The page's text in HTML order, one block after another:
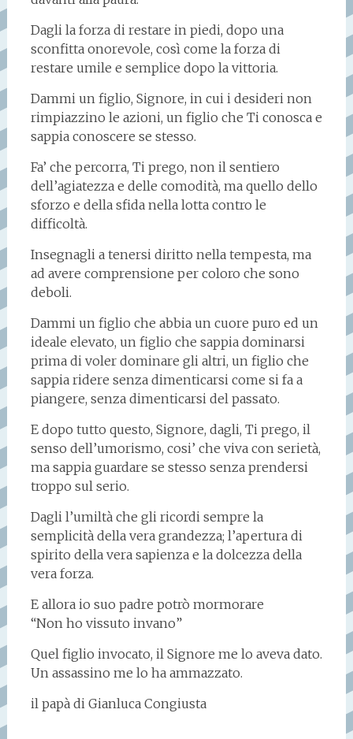
Dagli la forza di restare in piedi, dopo una
sconfitta onorevole, così come la forza di
restare umile e semplice dopo la vittoria.
Dammi un figlio, Signore, in cui i desideri non
rimpiazzino le azioni, un figlio che Ti conosca e
sappia conoscere se stesso.
Fa’ che percorra, Ti prego, non il sentiero
dell’agiatezza e delle comodità, ma quello dello
sforzo e della sfida nella lotta contro le
difficoltà.
Insegnagli a tenersi diritto nella tempesta, ma
ad avere comprensione per coloro che sono
deboli.
Dammi un figlio che abbia un cuore puro ed un
ideale elevato, un figlio che sappia dominarsi
prima di voler dominare gli altri, un figlio che
sappia ridere senza dimenticarsi come si fa a
piangere, senza dimenticarsi del passato.
E dopo tutto questo, Signore, dagli, Ti prego, il
senso dell’umorismo, cosi’ che viva con serietà,
ma sappia guardare se stesso senza prendersi
troppo sul serio.
Dagli l’umiltà che gli ricordi sempre la
semplicità della vera grandezza; l’apertura di
spirito della vera sapienza e la dolcezza della
vera forza.
E allora io suo padre potrò mormorare
“Non ho vissuto invano”
Quel figlio invocato, il Signore me lo aveva dato.
Un assassino me lo ha ammazzato.
il papà di Gianluca Congiusta